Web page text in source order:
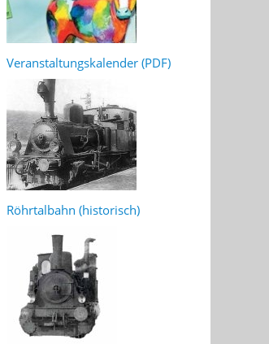
Veranstaltungskalender (PDF)
Röhrtalbahn (historisch)